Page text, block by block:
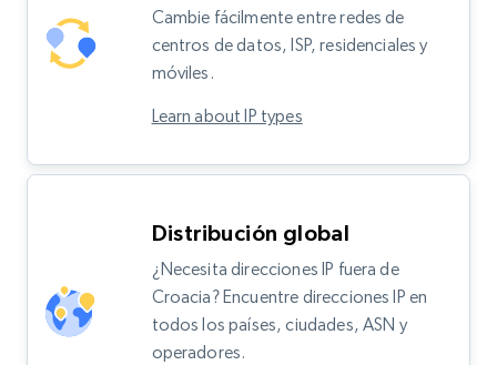
Cambie fácilmente entre redes de
centros de datos, ISP, residenciales y
móviles.
Learn about IP types
Distribución global
¿Necesita direcciones IP fuera de
Croacia? Encuentre direcciones IP en
todos los países, ciudades, ASN y
operadores.